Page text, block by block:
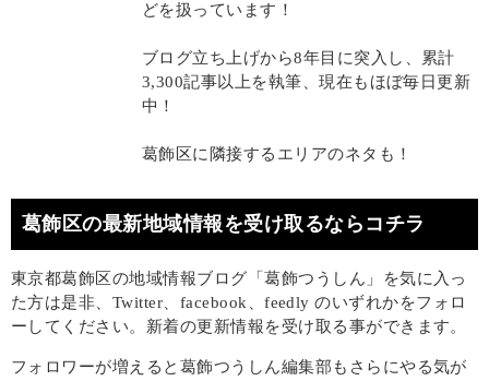
どを扱っています！
ブログ立ち上げから8年目に突入し、累計
3,300記事以上を執筆、現在もほぼ毎日更新
中！
葛飾区に隣接するエリアのネタも！
葛飾区の最新地域情報を受け取るならコチラ
東京都葛飾区の地域情報ブログ「葛飾つうしん」を気に入っ
た方は是非、Twitter、facebook、feedly のいずれかをフォロ
ーしてください。新着の更新情報を受け取る事ができます。
フォロワーが増えると葛飾つうしん編集部もさらにやる気が